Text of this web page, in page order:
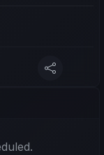
original! Su